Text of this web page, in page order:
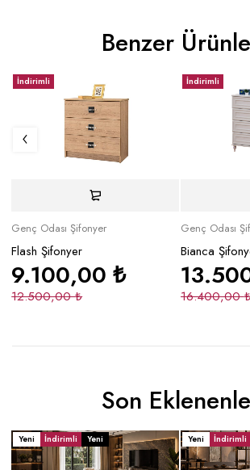
Benzer
İndirimli
Genç Odası Şifonyer
Flash Şifonyer
12.500,00₺
9.100,00₺
İndirimli
Genç Odası
Bianca
16.400,00
Son
Yeni İndirimli Yeni Yeni İndirimli